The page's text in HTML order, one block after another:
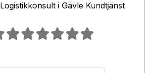
Logistikkonsult i Gävle Kundtjänst